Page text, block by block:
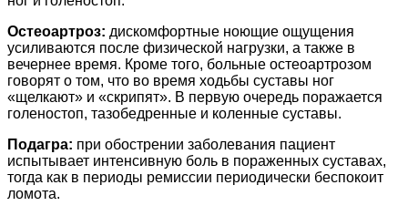
Остеоартроз: дискомфортные ноющие ощущения
усиливаются после физической нагрузки, а также в
вечернее время. Кроме того, больные остеоартрозом
говорят о том, что во время ходьбы суставы ног
«щелкают» и «скрипят». В первую очередь поражается
голеностоп, тазобедренные и коленные суставы.
Подагра: при обострении заболевания пациент
испытывает интенсивную боль в пораженных суставах,
тогда как в периоды ремиссии периодически беспокоит
ломота.